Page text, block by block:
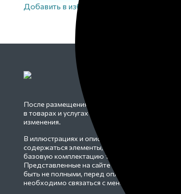
Добавить в избранное
После размещения информации на сайте
в товарах и услугах могут произойти
изменения.
В иллюстрациях и описаниях могут
содержаться элементы, не входящие в
базовую комплектацию товара.
Представленные на сайте цены могут
быть не полными, перед оплатой
необходимо связаться с менеджером.